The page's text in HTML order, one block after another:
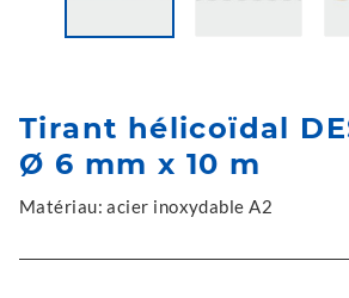
Tirant hélicoïdal
Ø 6 mm x 10 m
Matériau: acier inoxydable A2